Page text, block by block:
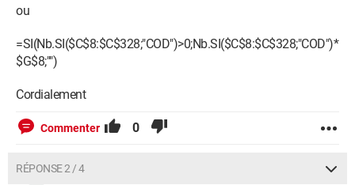
ou
=SI(Nb.SI($C$8:$C$328;"COD")>0;Nb.SI($C$8:$C$328;"COD")*
$G$8;"")
Cordialement
Commenter 0
RÉPONSE 2 / 4